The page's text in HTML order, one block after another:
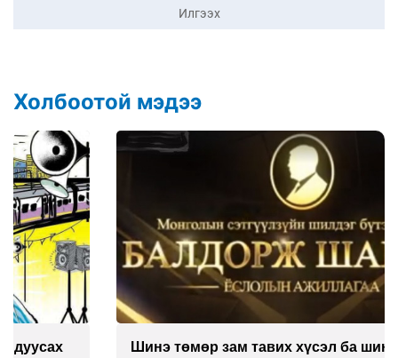
Илгээх
Холбоотой мэдээ
Шинэ төмөр зам тавих хүсэл ба шинэчлэлийн